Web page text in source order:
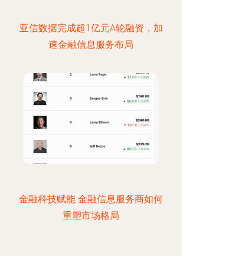
亚信数据完成超1亿元A轮融资，加
速金融信息服务布局
金融科技赋能 金融信息服务商如何
重塑市场格局